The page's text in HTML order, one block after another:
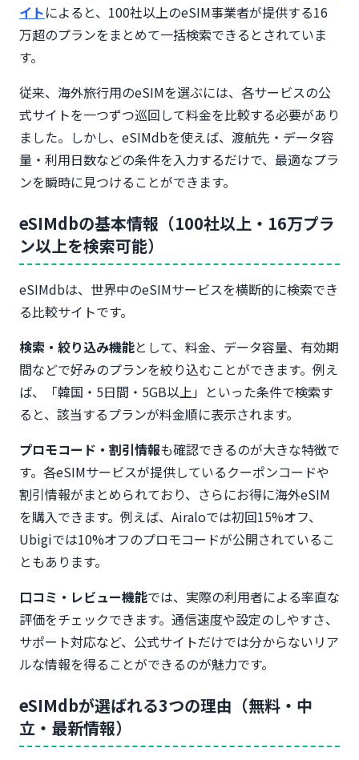
イトによると、100社以上のeSIM事業者が提供する16
万超のプランをまとめて一括検索できるとされていま
す。
従来、海外旅行用のeSIMを選ぶには、各サービスの公
式サイトを一つずつ巡回して料金を比較する必要があり
ました。しかし、eSIMdbを使えば、渡航先・データ容
量・利用日数などの条件を入力するだけで、最適なプラ
ンを瞬時に見つけることができます。
eSIMdbの基本情報（100社以上・16万プラ
ン以上を検索可能）
eSIMdbは、世界中のeSIMサービスを横断的に検索でき
る比較サイトです。
検索・絞り込み機能として、料金、データ容量、有効期
間などで好みのプランを絞り込むことができます。例え
ば、「韓国・5日間・5GB以上」といった条件で検索す
ると、該当するプランが料金順に表示されます。
プロモコード・割引情報も確認できるのが大きな特徴で
す。各eSIMサービスが提供しているクーポンコードや
割引情報がまとめられており、さらにお得に海外eSIM
を購入できます。例えば、Airaloでは初回15%オフ、
Ubigiでは10%オフのプロモコードが公開されているこ
ともあります。
口コミ・レビュー機能では、実際の利用者による率直な
評価をチェックできます。通信速度や設定のしやすさ、
サポート対応など、公式サイトだけでは分からないリア
ルな情報を得ることができるのが魅力です。
eSIMdbが選ばれる3つの理由（無料・中
立・最新情報）